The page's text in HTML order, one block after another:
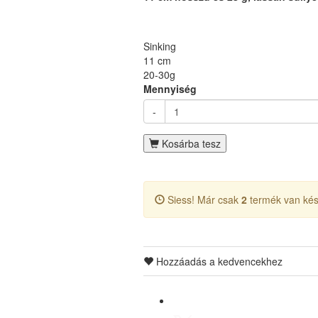
Sinking
11 cm
20-30g
Mennyiség
-
Kosárba tesz
Siess! Már csak 2 termék van
Hozzáadás a kedvencekhez